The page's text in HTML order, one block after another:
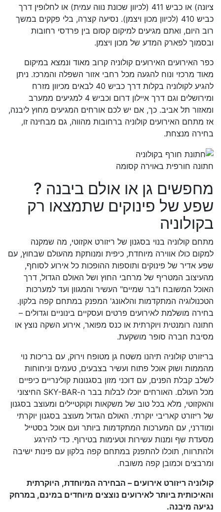
ציונה) או כביש 411 (לכיוון שכונת נווה עמית) או לחלופין דרך
כביש 410 (לכיוון מכון ויצמן). נסיעה קצרה, בלי פקקים במשך
רוב היום, ואתם מגיעים למיקום קסום בין פרדסי רחובות
ובסמוך לפארק המדע של מכון ויצמן.
כפר האירועים האירועים קולוניה קרוב מאוד ונמצא במיקום
מאוד מרכזי ונוח להגעה מכל רחבי אזור השפלה והמרכז. ניתן
להגיע לקולוניה בקלות דרך כביש 40 לבאים מכיוון מזרח
ומירושלים וגם דרך איילון דרום וכביש 4 למגיעים ממערב
ומאזור תל אביב. כך, אם יש לכם אורחים המגיעים מחוץ ליבנה,
אז מתחם האירועים קולוניה ברחובות מהווה, גם מבחינה זו,
בחירה מנצחת.
חתונה חורפית באוירה קסומה
מחפשים גן או אולם ביבנה ?
שפע של פינוקים שתמצאו רק
בקולוניה
מתחם קולוניה בנוי בסגנון של ריזורט אקזוטי, מה שמקנה
למקום כולו אווירה מיוחדת, כיפית ומנותקת מהעולם שבחוץ, עם
שפע אדיר של פינוקים ותוספות ההופכות כל אירוע לסוחף,
מהעיצוב המטריף של מרחבי החוץ ושל האולם הגדול, דרך
האוכל המשובח ו"בר שמיים" העשיר והמגוון ועד למערכות
הטכנולוגיה המתקדמות והלאונג' המפנק במתחם קפה בלקון.
בחירה מושלמת לאירועים פרטים ועסקיים בינוניים וגדולים –
חתונה רומנטית ויוקרתית או כנס מפואר, אירוע השקה נוצץ או
מסיבת חברה סופר מושקעת.
בריזורט קולוניה תיהנו משטח גן מטופח וירוק, עם בריכות נוי
מהממות ושוק אוכל פתוח ועשיר בצבעים, טעמים וניחוחות
לשלב קבלת הפנים, עם דוכני מזון בסגנונות קולינריים כיפיים
מכל העולם. האורחים יוכלו לבלות בבר ה-SKY-BAR החיצוני
והאקזוטי, מלא בכל טוב של משקאות וקוקטיילים ומעוצב בסגנון
של ריזורט קאריבי יוקרתי. האולם הגדול מעוצב בסגנון יוקרתי
ומודרני, עם המערכות המתקדמות ביותר ועם אוכל בסטייל
מסעדת שף ומנות עשירות וטעימות בטירוף. כדי להירגע
ולהתרווח, תוכלו להתפנק במתחם קפה בלקון עם פינות ישיבה
ומרבצים וכמובן קפה משובח.
קולוניה ריזורט אירועים – הבחירה המיוחדת, היוקרתית
והאיכותית ביותר לאירועים נוצצים מיוחדים במינם, במרחק
נגיעה מיבנה.